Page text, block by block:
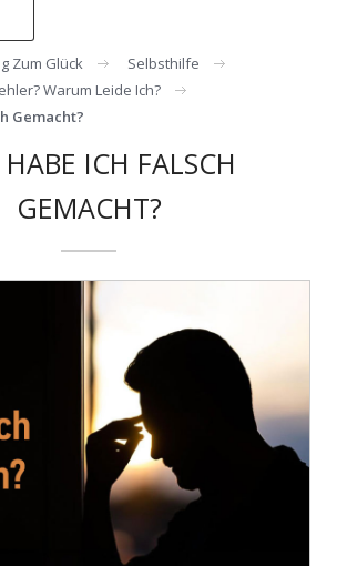
Zum Glück
Selbsthilfe
Warum Leide Ich?
Gemacht?
ICH FALSCH
GEMACHT?